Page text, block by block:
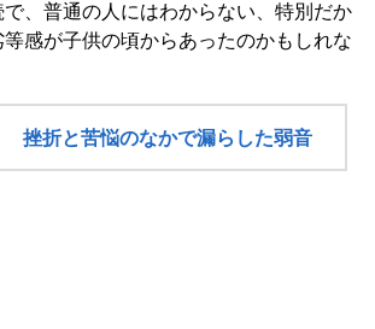
、普通の人にはわからない、特別だか
感が子供の頃からあったのかもしれな
挫折と苦悩のなかで漏らした弱音